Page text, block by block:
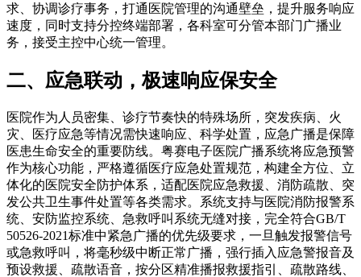
求、协调诊疗事务，打通医院管理的沟通壁垒，提升服务响应
速度，同时支持分控终端部署，各科室可分管本部门广播业
务，接受主控中心统一管理。
二、应急联动，极速响应保安全
医院作为人员密集、诊疗节奏快的特殊场所，突发疾病、火
灾、医疗应急等情况需快速响应、科学处置，应急广播是保障
医患生命安全的重要防线。粤赛电子医院广播系统将应急预警
作为核心功能，严格遵循医疗应急处置规范，构建全方位、立
体化的医院安全防护体系，适配医院应急救援、消防疏散、突
发公共卫生事件处置等各类需求。系统支持与医院消防报警系
统、安防监控系统、急救呼叫系统无缝对接，完全符合GB/T
50526-2021标准中紧急广播的优先级要求，一旦触发报警信号
或急救呼叫，将毫秒级中断正常广播，强行插入应急警报音及
预设救援、疏散语音，按分区精准播报救援指引、疏散路线、